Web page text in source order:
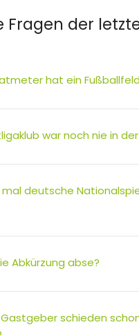
Fragen der
hat ein
war noch nie in der
deutsche
Abkürzung abse?
schieden